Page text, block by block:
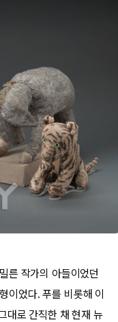
른 작가의 아들이었던
이었다. 푸를 비롯해 이
대로 간직한 채 현재 뉴